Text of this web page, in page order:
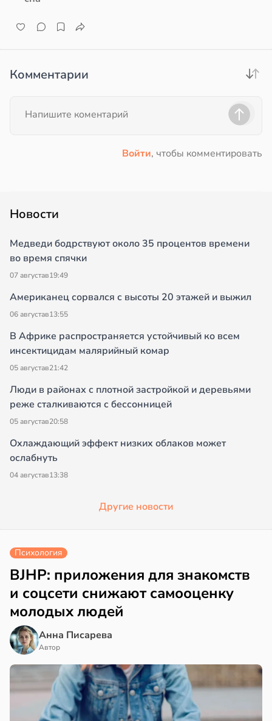
Комментарии
Войти, чтобы комментировать
Новости
Медведи бодрствуют около 35 процентов времени
во время спячки
07 августав19:49
Американец сорвался с высоты 20 этажей и выжил
06 августав13:55
В Африке распространяется устойчивый ко всем
инсектицидам малярийный комар
05 августав21:42
Люди в районах с плотной застройкой и деревьями
реже сталкиваются с бессонницей
05 августав20:58
Охлаждающий эффект низких облаков может
ослабнуть
04 августав13:38
Другие новости
Психология
BJHP: приложения для знакомств
и соцсети снижают самооценку
молодых людей
Анна Писарева
Автор